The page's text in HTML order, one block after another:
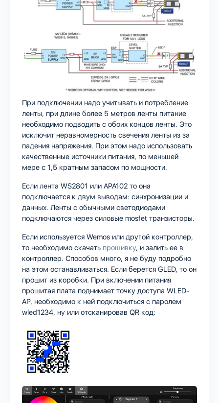
При подключении надо учитывать и потребление
ленты, при длине более 5 метров ленты питание
необходимо подводить с обоих концов ленты. Это
исключит неравномерность свечения ленты из за
падения напряжения. При этом надо использовать
качественные источники питания, по меньшей
мере с 1,5 кратным запасом по мощности.
Если лента WS2801 или APA102 то она
подключается к двум выводам: синхронизации и
данных. Ленты с обычными светодиодами
подключаются через силовые mosfet транзисторы.
Если используется Wemos или другой контроллер,
то необходимо скачать прошивку, и залить ее в
контроллер. Способов много, я не буду подробно
на этом останавливаться. Если берется GLED, то он
прошит из коробки. При включении питания
прошитая плата поднимает точку доступа WLED-
AP, необходимо к ней подключиться с паролем
wled1234, ну или отсканировав QR код: